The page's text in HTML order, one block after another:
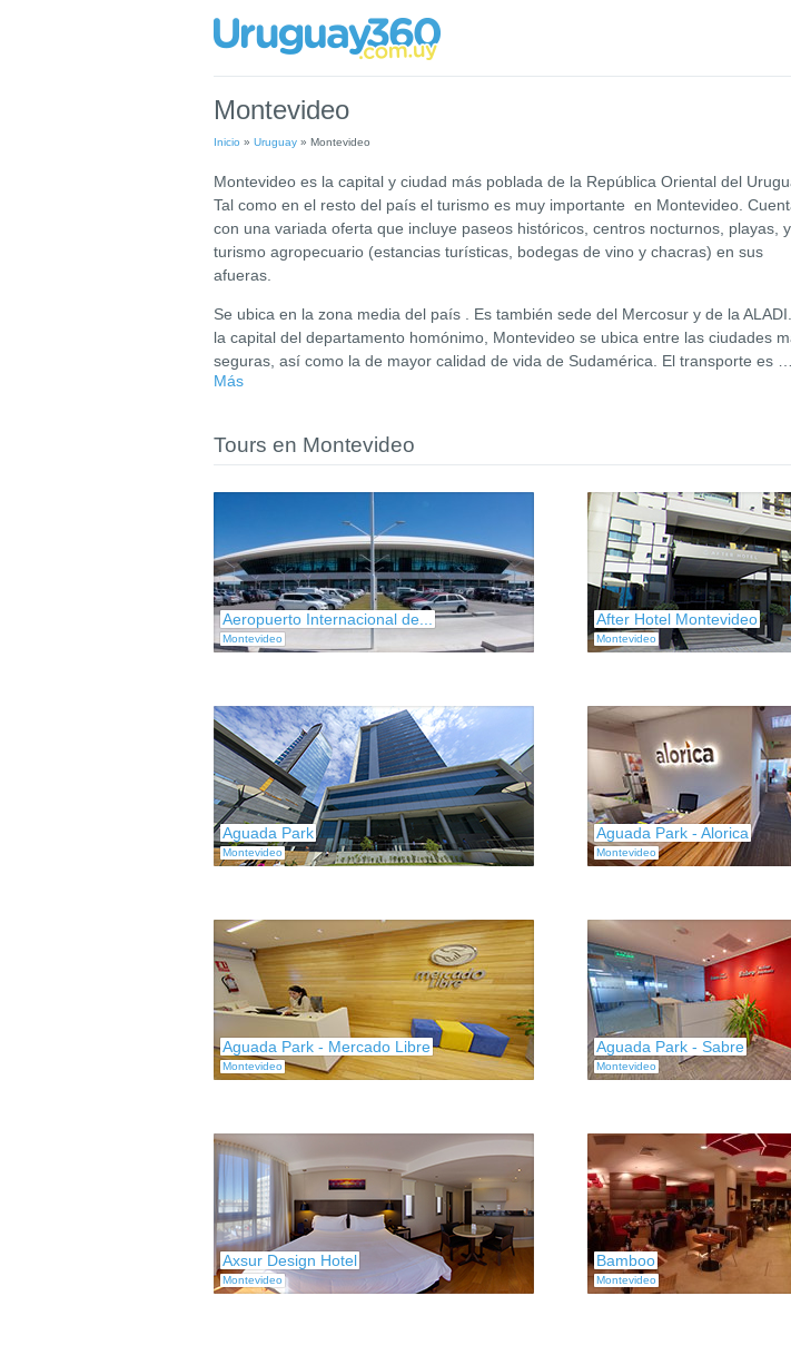
Montevideo
Inicio » Uruguay » Montevideo
Montevideo es la capital y ciudad más poblada de la República Oriental del
Tal como en el resto del país el turismo es muy importante en Montevideo.
con una variada oferta que incluye paseos históricos, centros nocturnos, playas, y
turismo agropecuario (estancias turísticas, bodegas de vino y chacras) en sus
afueras.
Se ubica en la zona media del país . Es también sede del Mercosur y de la
la capital del departamento homónimo, Montevideo se ubica entre las ciudades
seguras, así como la de mayor calidad de vida de Sudamérica. El transporte es
Más
Tours en Montevideo
Aeropuerto Internacional de...
Montevideo
After Hotel Montevideo
Montevideo
Aguada Park
Montevideo
Aguada Park - Alorica
Montevideo
Aguada Park - Mercado Libre
Montevideo
Aguada Park - Sabre
Montevideo
Axsur Design Hotel
Montevideo
Bamboo
Montevideo